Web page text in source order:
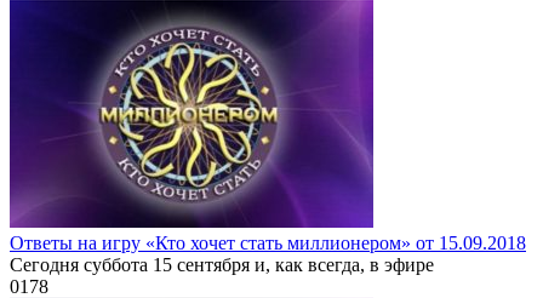
Ответы на игру «Кто хочет стать миллионером» от 15.09.2018
Сегодня суббота 15 сентября и, как всегда, в эфире
0178